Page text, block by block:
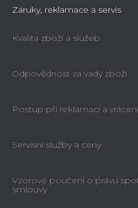
Záruky, reklamace a servis
Kvalita zboží a služeb
Odpovědnost za vady zboží
Postup při reklamaci a
Servisní služby a ceny
Vzorové poučení o právu
smlouvy